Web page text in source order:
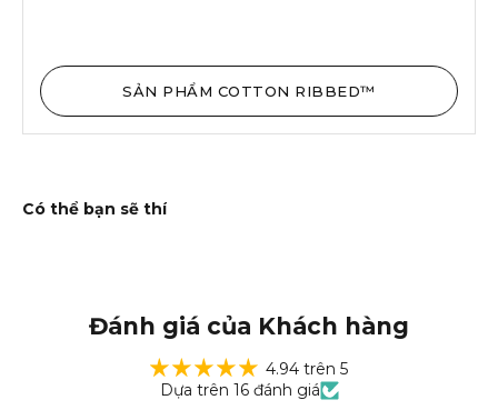
SẢN PHẨM COTTON RIBBED™
Đánh giá của Khách hàng
4.94 trên 5
Dựa trên 16 đánh giá